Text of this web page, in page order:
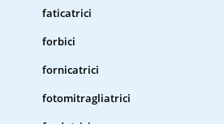
faticatrici
forbici
fornicatrici
fotomitragliatrici